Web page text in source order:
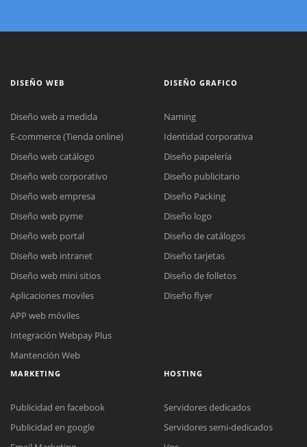
DISEÑO WEB
Diseño web a medida
E-commerce (Tienda online)
Diseño web catálogo
Diseño web corporativo
Diseño web empresa
Diseño web pyme
Diseño web portal
Diseño web intranet
Diseño web mini sitios
Aplicaciones moviles
APP web móviles
Integración Webpay Plus
Mantención Web
DISEÑO GRAFICO
Naming
Identidad corporativa
Diseño papelería
Diseño publicitario
Diseño Packing
Diseño logo
Diseño de catálogos
Diseño tarjetas
Diseño de folletos
Diseño flyer
MARKETING
Publicidad en facebook
Publicidad en google
HOSTING
Servidores dedicados
Servidores semi-dedicados